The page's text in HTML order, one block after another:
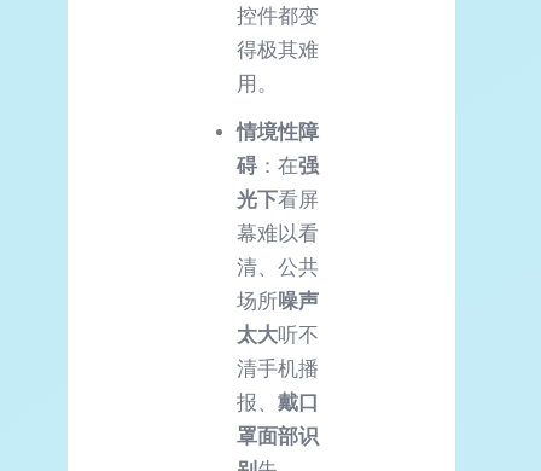
控件都变
得极其难
用。
情境性障
碍：在强
光下看屏
幕难以看
清、公共
场所噪声
太大听不
清手机播
报、 戴口
罩面部识